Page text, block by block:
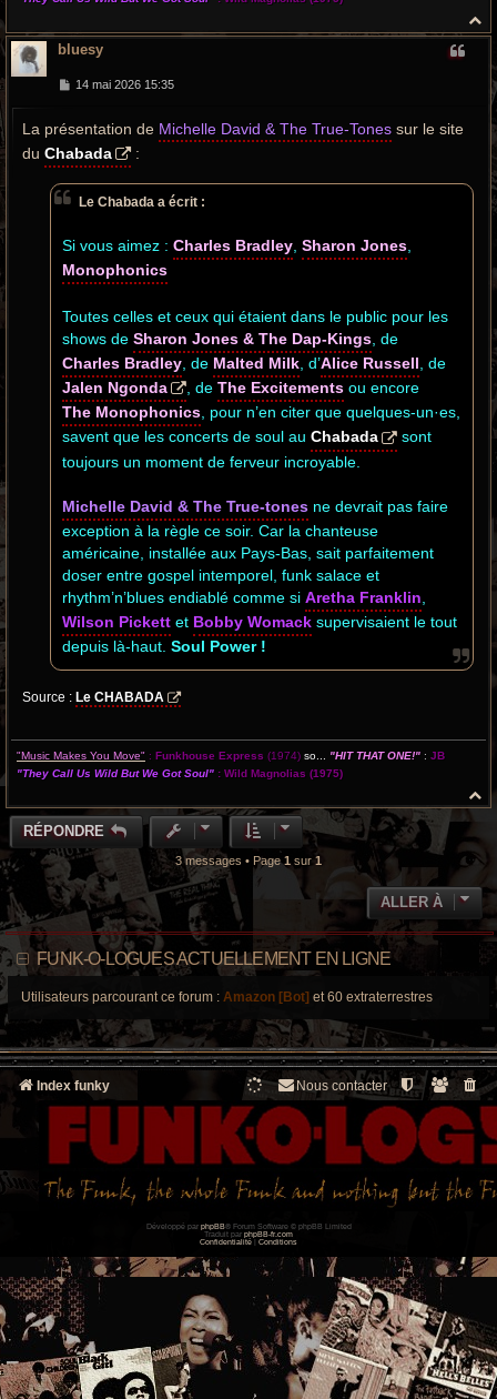
a
bluesy
M
s
g
e
14 mai 2026 15:35
La présentation de Michelle David & The True-Tones sur le site
du Chabada :
Le Chabada a écrit :
Si vous aimez : Charles Bradley Sharon Jones
Monophonics
Toutes celles et ceux qui étaient dans le public pour les
shows de Sharon Jones & The Dap-Kings , de
Charles Bradley , de Malted Milk , d’Alice Russell
, de
Jalen Ngonda
, de The Excitements ou encore
The Monophonics, pour n’en citer que quelques-un·es,
savent que les concerts de soul au Chabada
sont
toujours un moment de ferveur incroyable.
Michelle David & The True-tones ne devrait pas faire
exception à la règle ce soir. Car la chanteuse
américaine, installée aux Pays-Bas, sait parfaitement
doser entre gospel intemporel, funk salace et
rhythm’n’blues endiablé comme si Aretha Franklin
Wilson Pickett et Bobby Womack supervisaient le tout
depuis là-haut. Soul Power !
Source : Le CHABADA
"Music Makes You Move" : Funkhouse Express (1974) so... "HIT THAT ONE!" : JB
"They Call Us Wild But We Got Soul" : Wild Magnolias (1975)
H
a
RÉPONDRE
3 messages • Page1 sur 1
ALLER À
FUNK-O-LOGUES ACTUELLEMENT EN LIGNE
Utilisateurs parcourant ce forum : Amazon [Bot] et 60 extraterrestres
Index funky Nous contacter
Développé par phpBB® Forum Software © phpBB Limited
Traduit par phpBB-fr.com
Confidentialité
Conditions